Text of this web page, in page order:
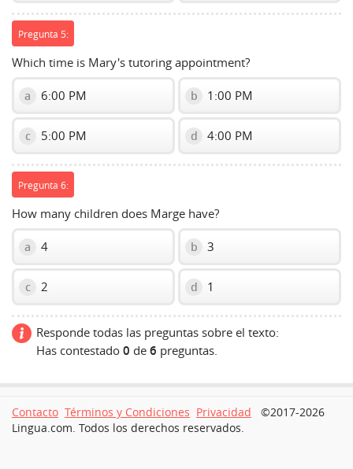
Pregunta 5:
Which time is Mary's tutoring appointment?
a 6:00 PM b 1:00 PM
c 5:00 PM d 4:00 PM
Pregunta 6:
How many children does Marge have?
a 4 b 3
c 2 d 1
Responde todas las preguntas sobre el texto:
Has contestado 0 de 6 preguntas.
Contacto Términos y Condiciones Privacidad
©2017-2026
Lingua.com. Todos los derechos reservados.